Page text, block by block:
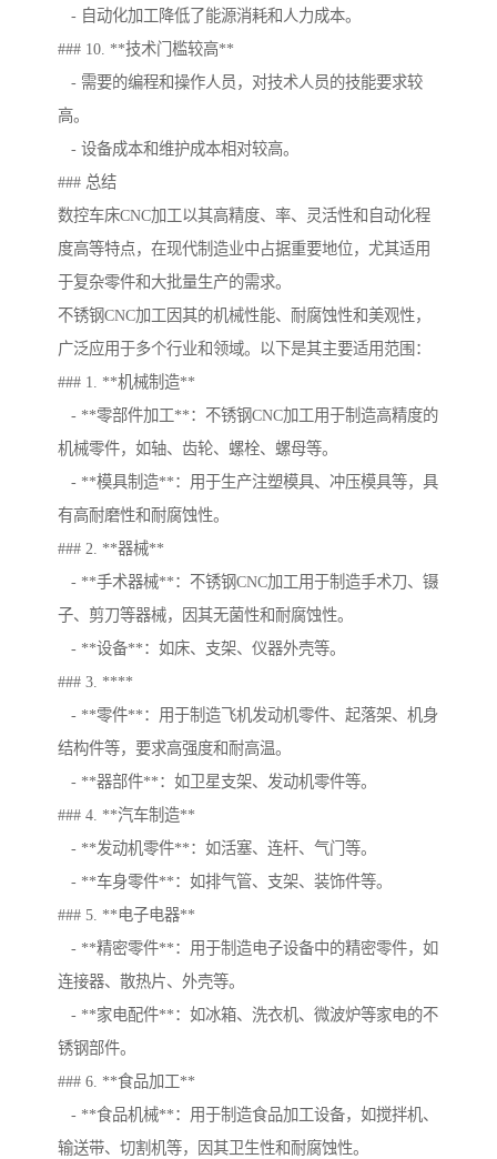
- 自动化加工降低了能源消耗和人力成本。
### 10. **技术门槛较高**
- 需要的编程和操作人员，对技术人员的技能要求较
高。
- 设备成本和维护成本相对较高。
### 总结
数控车床CNC加工以其高精度、率、灵活性和自动化程
度高等特点，在现代制造业中占据重要地位，尤其适用
于复杂零件和大批量生产的需求。
不锈钢CNC加工因其的机械性能、耐腐蚀性和美观性，
广泛应用于多个行业和领域。以下是其主要适用范围：
### 1. **机械制造**
- **零部件加工**：不锈钢CNC加工用于制造高精度的
机械零件，如轴、齿轮、螺栓、螺母等。
- **模具制造**：用于生产注塑模具、冲压模具等，具
有高耐磨性和耐腐蚀性。
### 2. **器械**
- **手术器械**：不锈钢CNC加工用于制造手术刀、镊
子、剪刀等器械，因其无菌性和耐腐蚀性。
- **设备**：如床、支架、仪器外壳等。
### 3. ****
- **零件**：用于制造飞机发动机零件、起落架、机身
结构件等，要求高强度和耐高温。
- **器部件**：如卫星支架、发动机零件等。
### 4. **汽车制造**
- **发动机零件**：如活塞、连杆、气门等。
- **车身零件**：如排气管、支架、装饰件等。
### 5. **电子电器**
- **精密零件**：用于制造电子设备中的精密零件，如
连接器、散热片、外壳等。
- **家电配件**：如冰箱、洗衣机、微波炉等家电的不
锈钢部件。
### 6. **食品加工**
- **食品机械**：用于制造食品加工设备，如搅拌机、
输送带、切割机等，因其卫生性和耐腐蚀性。